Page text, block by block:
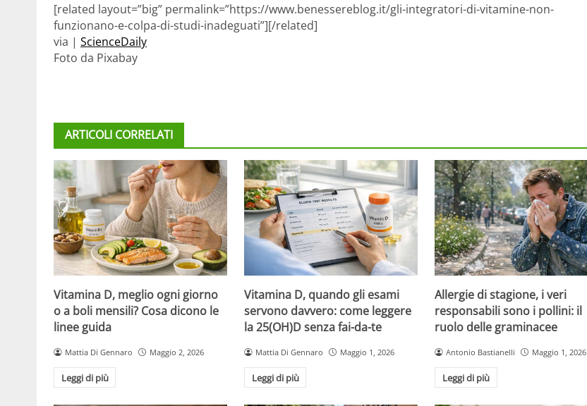
[related layout=”big” permalink=”https://www.benessereblog.it/gli-integratori-di-vitamine-non-
funzionano-e-colpa-di-studi-inadeguati”][/related]
via | ScienceDaily
Foto da Pixabay
ARTICOLI CORRELATI
Vitamina D, meglio ogni giorno
o a boli mensili? Cosa dicono le
linee guida
Mattia Di Gennaro Maggio 2, 2026
Leggi di più
Vitamina D, quando gli esami
servono davvero: come leggere
la 25(OH)D senza fai-da-te
Mattia Di Gennaro Maggio 1, 2026
Leggi di più
Allergie di stagione, i veri
responsabili sono i pollini: il
ruolo delle graminacee
Antonio Bastianelli Maggio 1, 2026
Leggi di più